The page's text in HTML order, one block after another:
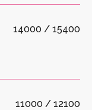
14000 / 15400
11000 / 12100